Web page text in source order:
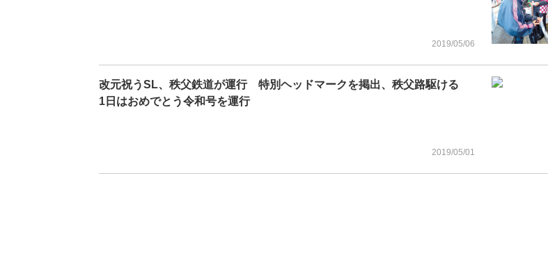
2019/05/06
改元祝うSL、秩父鉄道が運行 特別ヘッドマークを掲出、秩父路駆ける
1日はおめでとう令和号を運行
2019/05/01